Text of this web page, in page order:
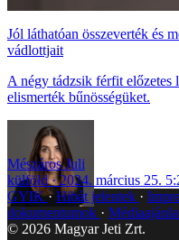
Jól láthatóan összeverték és
vádlottjait
A négy tádzsik férfit előzetes
elismerték bűnösségüket.
Mészáros Juli
külföld
2024. március 25.
GYIK Hibát jelentek
dokumentumok
© 2026 Magyar Jeti Zrt.